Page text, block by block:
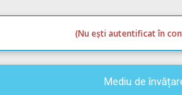
(Nu ești autentificat în
Mediu de